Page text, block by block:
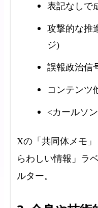
表記なしで
攻撃的な推
ジ)
誤報政治信
コンテンツ
<カールソ
Xの「共同体メモ
らわしい情報」ラ
ルター。